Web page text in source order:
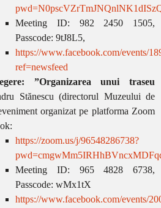
Meeting ID: 982 2450 1505,
Passcode: 9tJ8L5,
https://www.facebook.com/events/
ref=newsfeed
”Organizarea unui traseu
Stănescu (directorul Muzeului de
organizat pe platforma Zoom
https://zoom.us/j/96548286738?
Meeting ID: 965 4828 6738,
Passcode: wMx1tX
https://www.facebook.com/events/